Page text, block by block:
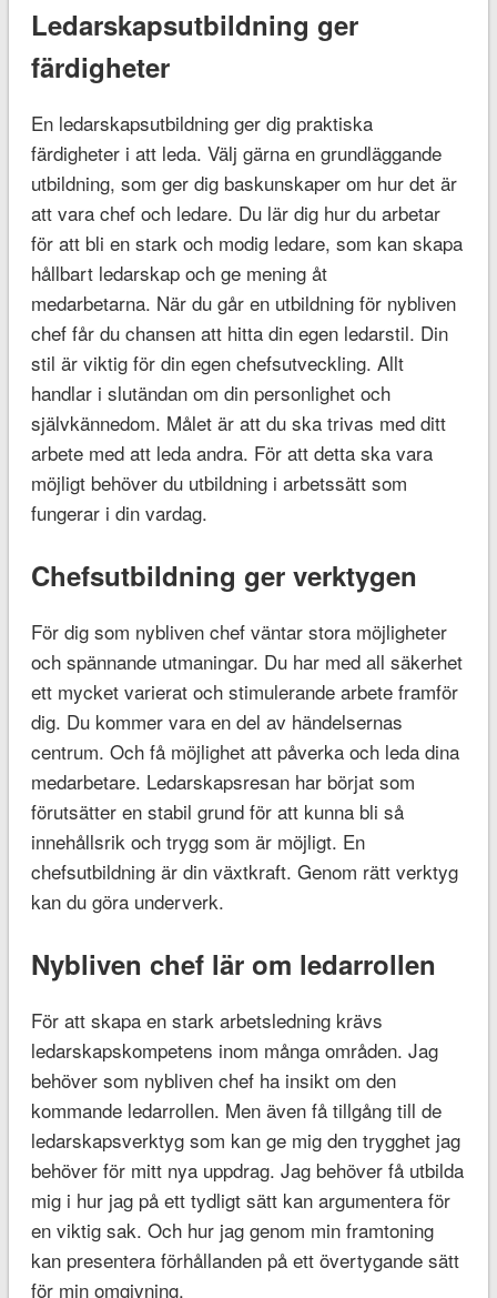
Ledarskapsutbildning ger
färdigheter
En ledarskapsutbildning ger dig praktiska
färdigheter i att leda. Välj gärna en grundläggande
utbildning, som ger dig baskunskaper om hur det är
att vara chef och ledare. Du lär dig hur du arbetar
för att bli en stark och modig ledare, som kan skapa
hållbart ledarskap och ge mening åt
medarbetarna. När du går en utbildning för nybliven
chef får du chansen att hitta din egen ledarstil. Din
stil är viktig för din egen chefsutveckling. Allt
handlar i slutändan om din personlighet och
självkännedom. Målet är att du ska trivas med ditt
arbete med att leda andra. För att detta ska vara
möjligt behöver du utbildning i arbetssätt som
fungerar i din vardag.
Chefsutbildning ger verktygen
För dig som nybliven chef väntar stora möjligheter
och spännande utmaningar. Du har med all säkerhet
ett mycket varierat och stimulerande arbete framför
dig. Du kommer vara en del av händelsernas
centrum. Och få möjlighet att påverka och leda dina
medarbetare. Ledarskapsresan har börjat som
förutsätter en stabil grund för att kunna bli så
innehållsrik och trygg som är möjligt. En
chefsutbildning är din växtkraft. Genom rätt verktyg
kan du göra underverk.
Nybliven chef lär om ledarrollen
För att skapa en stark arbetsledning krävs
ledarskapskompetens inom många områden. Jag
behöver som nybliven chef ha insikt om den
kommande ledarrollen. Men även få tillgång till de
ledarskapsverktyg som kan ge mig den trygghet jag
behöver för mitt nya uppdrag. Jag behöver få utbilda
mig i hur jag på ett tydligt sätt kan argumentera för
en viktig sak. Och hur jag genom min framtoning
kan presentera förhållanden på ett övertygande sätt
för min omgivning.